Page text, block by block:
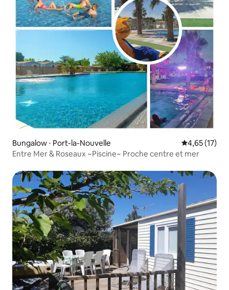
Bungalow ⋅ Port-la-Nouvelle Évaluation
4,65 (17)
Entre Mer & Roseaux ~Piscine~ Proche centre et mer